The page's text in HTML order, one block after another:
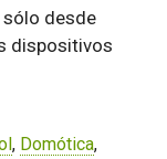
desde
dispositivos
, Domótica,